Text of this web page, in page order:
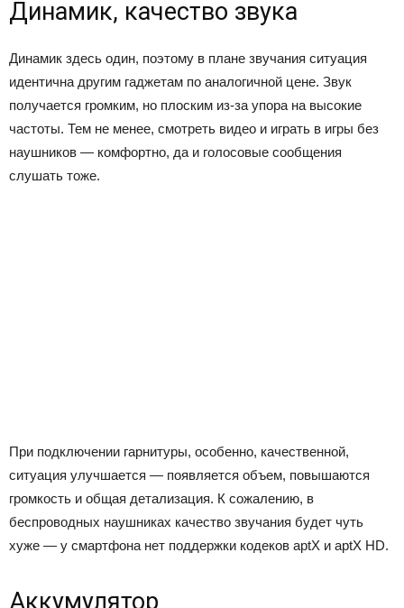
Динамик, качество звука
Динамик здесь один, поэтому в плане звучания ситуация
идентична другим гаджетам по аналогичной цене. Звук
получается громким, но плоским из-за упора на высокие
частоты. Тем не менее, смотреть видео и играть в игры без
наушников — комфортно, да и голосовые сообщения
слушать тоже.
При подключении гарнитуры, особенно, качественной,
ситуация улучшается — появляется объем, повышаются
громкость и общая детализация. К сожалению, в
беспроводных наушниках качество звучания будет чуть
хуже — у смартфона нет поддержки кодеков aptX и aptX HD.
Аккумулятор